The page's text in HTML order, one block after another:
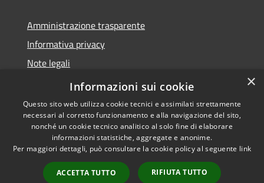
Amministrazione trasparente
Informativa privacy
Note legali
Dichiarazione di accessibilità
Accessibilità
Copyright © 2026 • Città di
Gonzaga • Powered by
Municipium•
Accesso
×
Informazioni sui cookie
Questo sito web utilizza cookie tecnici e assimilati strettamente
necessari al corretto funzionamento e alla navigazione del sito,
nonché un cookie tecnico analitico al solo fine di elaborare
informazioni statistiche, aggregate e anonime.
Per maggiori dettagli, può consultare la cookie policy al seguente link
ACCETTA TUTTO RIFIUTA TUTTO